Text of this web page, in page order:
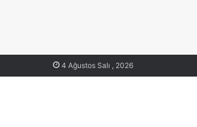
4 Ağustos Salı , 2026